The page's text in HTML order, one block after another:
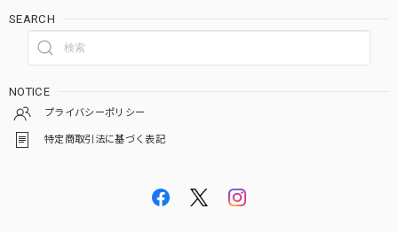
SEARCH
NOTICE
プライバシーポリシー
特定商取引法に基づく表記